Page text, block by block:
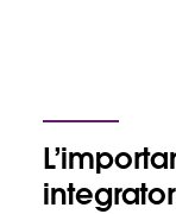
integrator